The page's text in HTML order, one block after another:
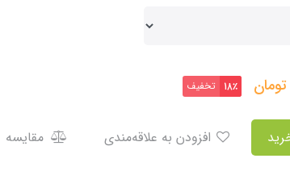
تومان 18٪ تخفیف
مقایسه